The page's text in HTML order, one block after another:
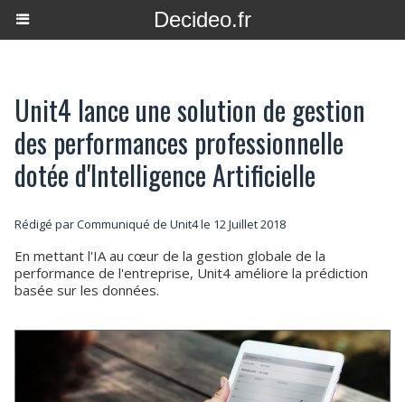
Decideo.fr
Unit4 lance une solution de gestion
des performances professionnelle
dotée d'Intelligence Artificielle
Rédigé par Communiqué de Unit4 le 12 Juillet 2018
En mettant l'IA au cœur de la gestion globale de la
performance de l'entreprise, Unit4 améliore la prédiction
basée sur les données.